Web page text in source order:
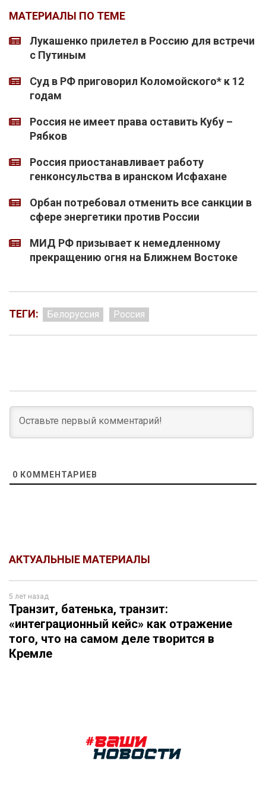
МАТЕРИАЛЫ ПО ТЕМЕ
Лукашенко прилетел в Россию для встречи
с Путиным
Суд в РФ приговорил Коломойского* к 12
годам
Россия не имеет права оставить Кубу –
Рябков
Россия приостанавливает работу
генконсульства в иранском Исфахане
Орбан потребовал отменить все санкции в
сфере энергетики против России
МИД РФ призывает к немедленному
прекращению огня на Ближнем Востоке
ТЕГИ: Белоруссия Россия
0 КОММЕНТАРИЕВ
АКТУАЛЬНЫЕ МАТЕРИАЛЫ
5 лет назад
Транзит, батенька, транзит:
«интеграционный кейс» как отражение
того, что на самом деле творится в
Кремле